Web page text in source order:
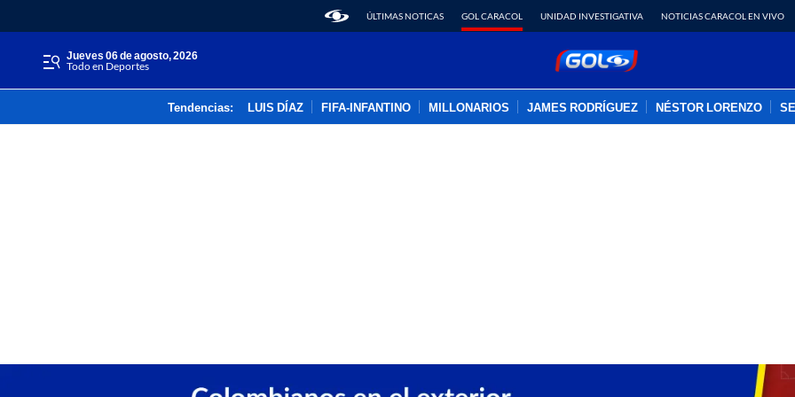
ÚLTIMAS NOTICAS GOL CARACOL UNIDAD INVESTIGATIVA NOTICIAS CARACOL EN VIVO
jueves 06 de agosto, 2026
Todo en Deportes
Tendencias: LUIS DÍAZ FIFA-INFANTINO MILLONARIOS JAMES RODRÍGUEZ NÉSTOR LORENZO